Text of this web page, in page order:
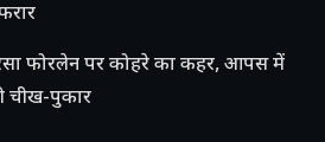
फोरलेन पर कोहरे का कहर, आपस में
चीख-पुकार